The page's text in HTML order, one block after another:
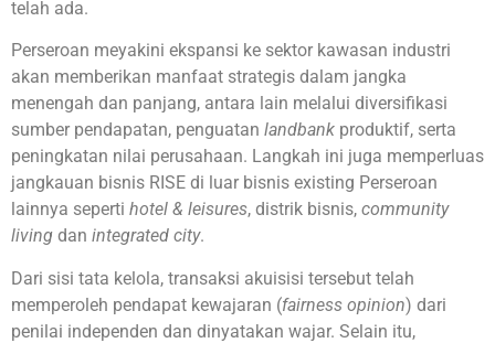
telah ada.
Perseroan meyakini ekspansi ke sektor kawasan industri
akan memberikan manfaat strategis dalam jangka
menengah dan panjang, antara lain melalui diversifikasi
sumber pendapatan, penguatan landbank produktif, serta
peningkatan nilai perusahaan. Langkah ini juga memperluas
jangkauan bisnis RISE di luar bisnis existing Perseroan
lainnya seperti hotel & leisures, distrik bisnis, community
living dan integrated city.
Dari sisi tata kelola, transaksi akuisisi tersebut telah
memperoleh pendapat kewajaran (fairness opinion) dari
penilai independen dan dinyatakan wajar. Selain itu,